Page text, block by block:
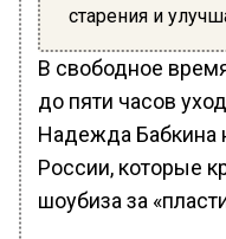
старения и
В свободное
до пяти часов
Надежда Бабкина
России, которые
шоубиза за